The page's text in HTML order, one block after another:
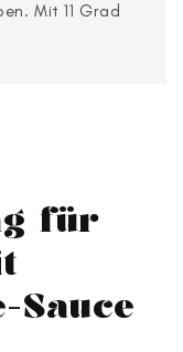
Mit 11 Grad
für
Sauce